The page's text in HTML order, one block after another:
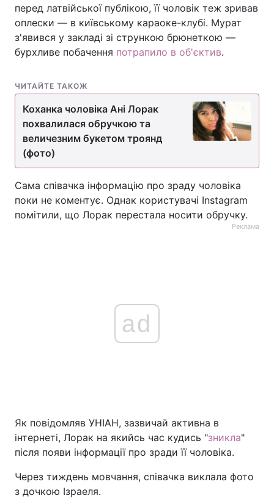
перед латвійської публікою, її чоловік теж зривав
оплески — в київському караоке-клубі. Мурат
з'явився у закладі зі стрункою брюнеткою —
бурхливе побачення потрапило в об'єктив.
ЧИТАЙТЕ ТАКОЖ
Коханка чоловіка Ані Лорак
похвалилася обручкою та
величезним букетом троянд
(фото)
Сама співачка інформацію про зраду чоловіка
поки не коментує. Однак користувачі Instagram
помітили, що Лорак перестала носити обручку.
Реклама
ad
Як повідомляв УНІАН, зазвичай активна в
інтернеті, Лорак на якийсь час кудись "зникла"
після появи інформації про зради її чоловіка.
Через тиждень мовчання, співачка виклала фото
з дочкою Ізраеля.